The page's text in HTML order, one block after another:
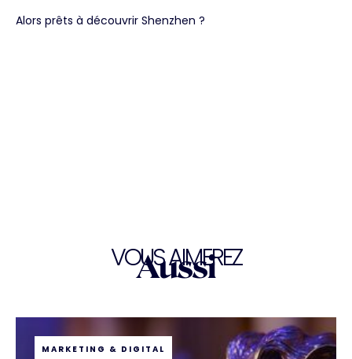
Alors prêts à découvrir Shenzhen ?
VOUS AIMEREZ
Aussi
MARKETING & DIGITAL